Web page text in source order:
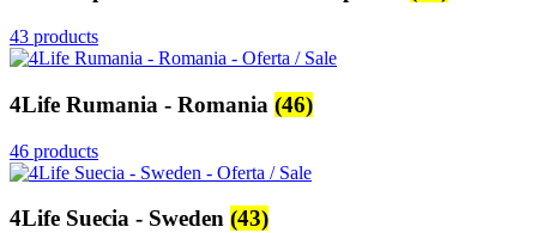
43 products
4Life Rumania - Romania (46)
46 products
4Life Suecia - Sweden (43)